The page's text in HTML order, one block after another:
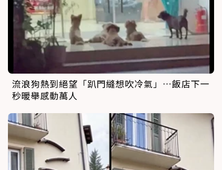
流浪狗熱到絕望「趴門縫想吹冷氣」…飯店下一
秒暖舉感動萬人